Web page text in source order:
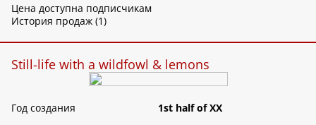
Цена доступна подписчикам
История продаж (1)
Still-life with a wildfowl & lemons
Год создания
1st half of XX